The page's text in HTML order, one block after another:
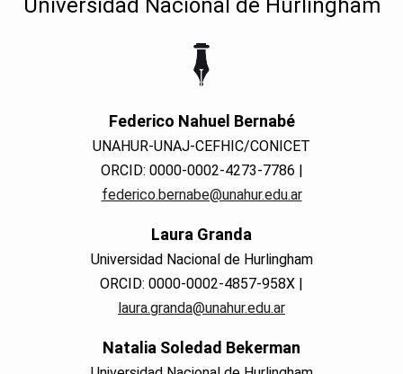
Universidad Nacional de Hurlingham
Federico Nahuel Bernabé
UNAHUR-UNAJ-CEFHIC/CONICET
ORCID: 0000-0002-4273-7786 |
federico.bernabe@unahur.edu.ar
Laura Granda
Universidad Nacional de Hurlingham
ORCID: 0000-0002-4857-958X |
laura.granda@unahur.edu.ar
Natalia Soledad Bekerman